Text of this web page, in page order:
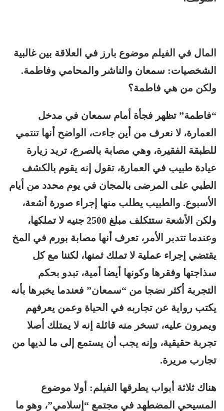
المال في الفيلم موضوع بارز في العلاقة بين غالبية
الشخصيات: سمعان والناشر والمحامي وفاطمة.
ولكن من هي فاطمة؟
“فاطمة” تظهر فجأة أمام سمعان في مدخل
العمارة، لا نعرف من أين جاءت، الواضح أنها تنتمي
للطبقة الفقيرة، وهي مصابة بالصرع، تريد زيارة
عيادة طبيب في العمارة، تقول إنه يقوم بالكشف
الطبي على المرضى بالمجان في يوم محدد من أيام
الأسبوع. والطبيب يطلب منها إجراء صورة أشعة،
ولكن الأشعة ستتكلف مبلغ 2500 جنيه لا تملكها،
وعندما تتدبر الأمر، تعرف أنها مصابة بورم في المخ
يقتضي إجراء عملية لا تملك ثمنها، لكننا مع كل
سذاجتها وفقرها وكونها أيضا أمية، تبدو بحكم
التجربة أكثر نضجا من “سمعان” فعندما يخبرها بأنه
يكتب رواية عن تجاربه في الحياة وعمن يعرفهم
ويمرون عليه، تسخر منه قائلة إنه لا يمتلك أصلا
تجربة حقيقية، وإنه يجب أن يستمع إلى ما لديها من
تجارب مريرة.
هناك ثلاثة أبواب يطرقها الفيلم: أولا موضوع
المسيحي المضطهد في مجتمع “إسلامي”، وهو ما